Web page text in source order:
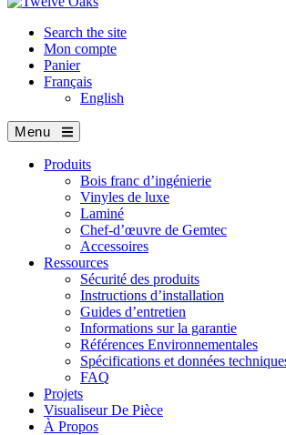
Search the site
Mon compte
Panier
Français
English
Menu
Produits
Bois franc d’ingénierie
Vinyles de luxe
Laminé
Chef-d’œuvre de Gemtec
Accessoires
Ressources
Sécurité des produits
Instructions d’installation
Guides d’entretien
Informations sur la garantie
Références Environnementales
Spécifications et données
FAQ
Projets
Visualiseur De Pièce
À Propos